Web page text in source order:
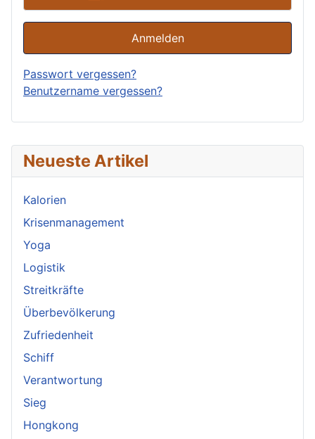
Neueste Artikel
Kalorien
Krisenmanagement
Yoga
Logistik
Streitkräfte
Überbevölkerung
Zufriedenheit
Schiff
Verantwortung
Sieg
Hongkong
Anmelden
Passwort vergessen?
Benutzername vergessen?